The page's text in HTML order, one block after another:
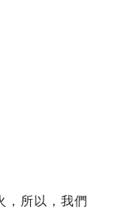
，所以，我們